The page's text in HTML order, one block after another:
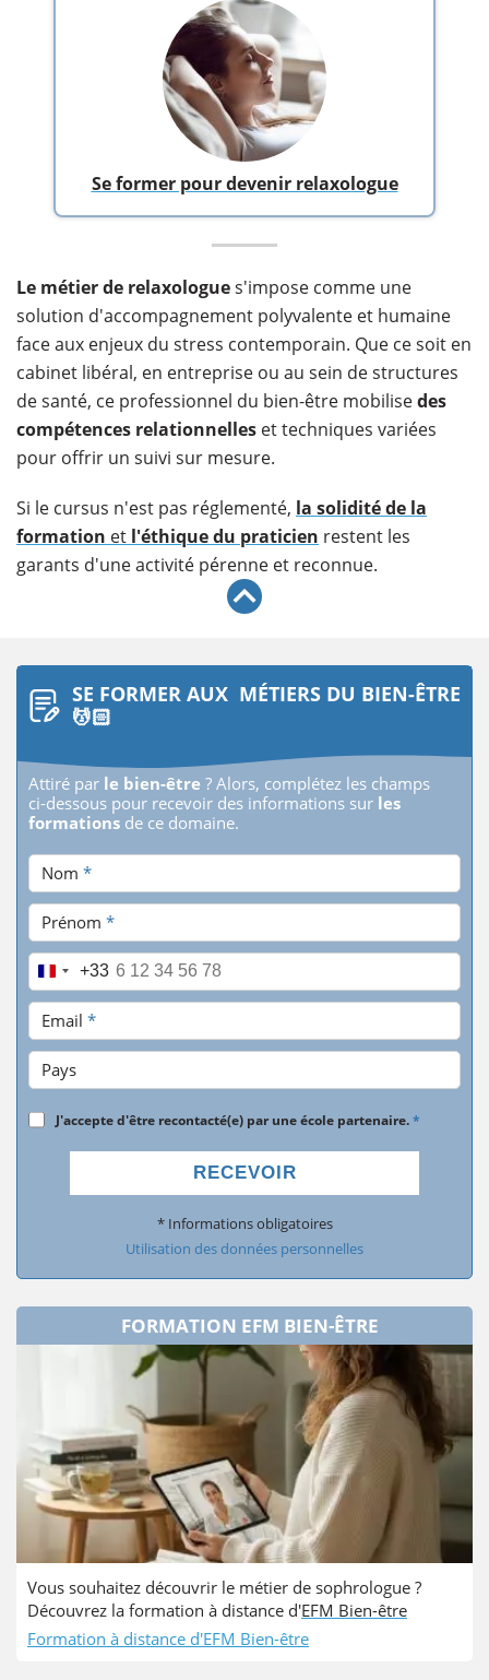
Se former pour devenir relaxologue
Le métier de relaxologues'impose comme une
solution d'accompagnement polyvalente et humaine
face aux enjeux du stress contemporain. Que ce soit en
cabinet libéral, en entreprise ou au sein de structures
de santé, ce professionnel du bien-être mobilisedes
compétences relationnelles et techniques variées
pour offrir un suivi sur mesure.
Si le cursus n'est pas réglementé, la solidité de la
formation et l'éthique du praticien restent les
garants d'une activité pérenne et reconnue.
SE FORMER AUX MÉTIERS DU BIEN-ÊTRE
💆🏻
Attiré par le bien-être ? Alors, complétez les champs
ci-dessous pour recevoir des informations sur les
formations de ce domaine.
Nom *
Prénom *
Téléphone *
+33
Email *
Pays
J'accepte d'être recontacté(e) par une école partenaire.*
RECEVOIR
* Informations obligatoires
Utilisation des données personnelles
FORMATION EFM BIEN-ÊTRE
Vous souhaitez découvrir le métier de sophrologue ?
Découvrez la formation à distance d'EFM Bien-être
Formation à distance d'EFM Bien-être